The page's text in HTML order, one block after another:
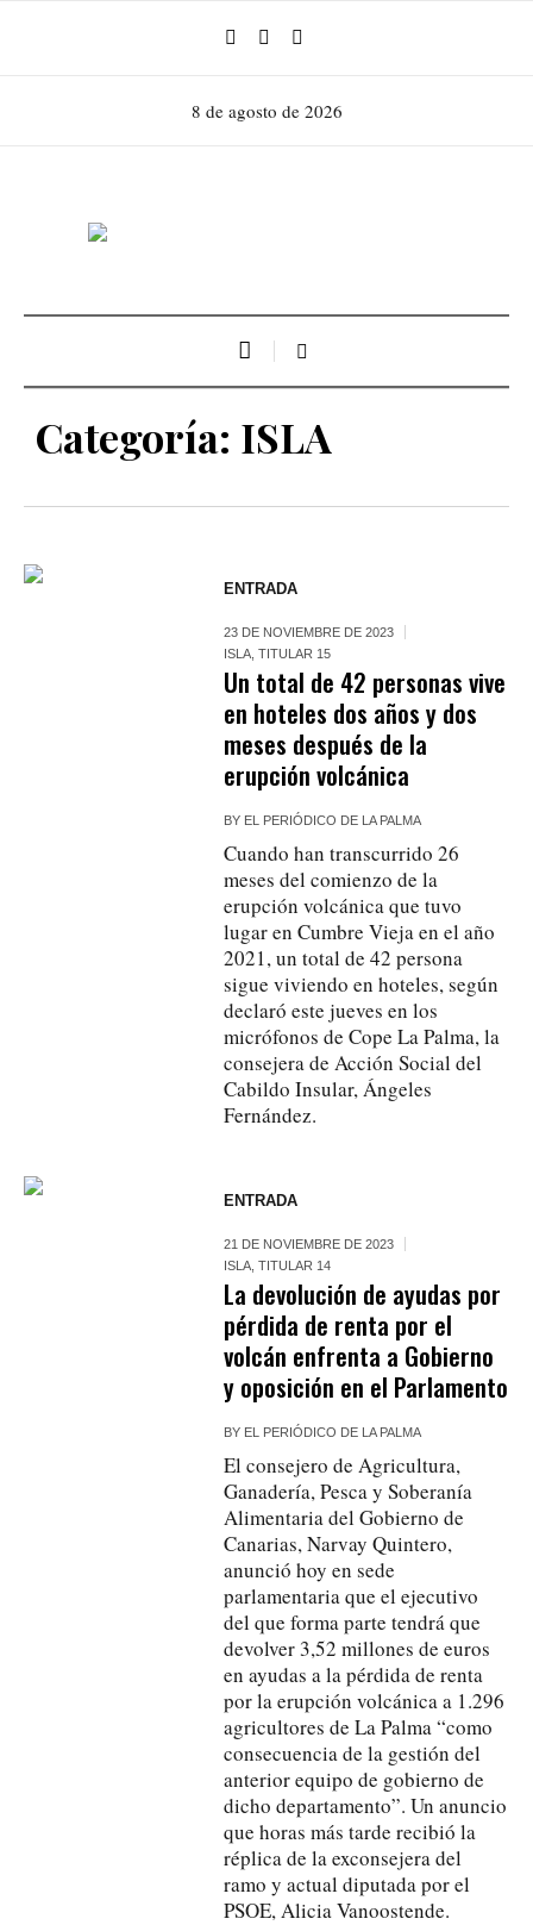
8 de agosto de 2026
Categoría: ISLA
ENTRADA
23 DE NOVIEMBRE DE 2023
ISLA ,TITULAR 15
Un total de 42 personas vive
en hoteles dos años y dos
meses después de la
erupción volcánica
BY EL PERIÓDICO DE LA PALMA
Cuando han transcurrido 26
meses del comienzo de la
erupción volcánica que tuvo
lugar en Cumbre Vieja en el año
2021, un total de 42 persona
sigue viviendo en hoteles, según
declaró este jueves en los
micrófonos de Cope La Palma, la
consejera de Acción Social del
Cabildo Insular, Ángeles
Fernández.
ENTRADA
21 DE NOVIEMBRE DE 2023
ISLA ,TITULAR 14
La devolución de ayudas por
pérdida de renta por el
volcán enfrenta a Gobierno
y oposición en el Parlamento
BY EL PERIÓDICO DE LA PALMA
El consejero de Agricultura,
Ganadería, Pesca y Soberanía
Alimentaria del Gobierno de
Canarias, Narvay Quintero,
anunció hoy en sede
parlamentaria que el ejecutivo
del que forma parte tendrá que
devolver 3,52 millones de euros
en ayudas a la pérdida de renta
por la erupción volcánica a 1.296
agricultores de La Palma “como
consecuencia de la gestión del
anterior equipo de gobierno de
dicho departamento”. Un anuncio
que horas más tarde recibió la
réplica de la exconsejera del
ramo y actual diputada por el
PSOE, Alicia Vanoostende.